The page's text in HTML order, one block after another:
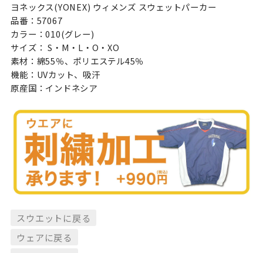
ヨネックス(YONEX) ウィメンズ スウェットパーカー
品番：57067
カラー：010(グレー)
サイズ： S・M・L・O・XO
素材：綿55％、ポリエステル45％
機能：UVカット、吸汗
原産国：インドネシア
スウエットに戻る
ウェアに戻る